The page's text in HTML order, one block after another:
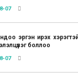
07
эргэн ирэх
боллоо
07